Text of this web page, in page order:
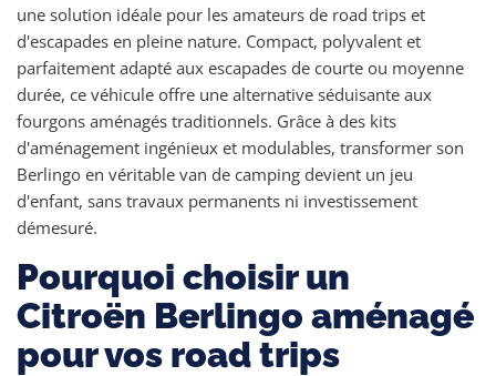
une solution idéale pour les amateurs de road trips et
d'escapades en pleine nature. Compact, polyvalent et
parfaitement adapté aux escapades de courte ou moyenne
durée, ce véhicule offre une alternative séduisante aux
fourgons aménagés traditionnels. Grâce à des kits
d'aménagement ingénieux et modulables, transformer son
Berlingo en véritable van de camping devient un jeu
d'enfant, sans travaux permanents ni investissement
démesuré.
Pourquoi choisir un
Citroën Berlingo aménagé
pour vos road trips